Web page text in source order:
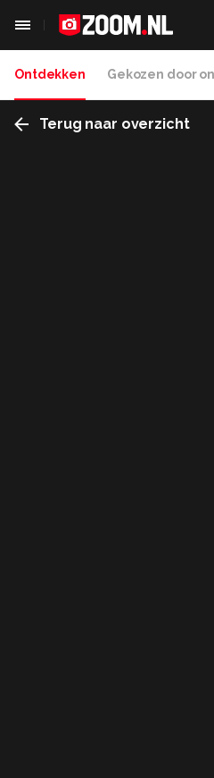
Ontdekken Gekozen door
Terug naar overzicht